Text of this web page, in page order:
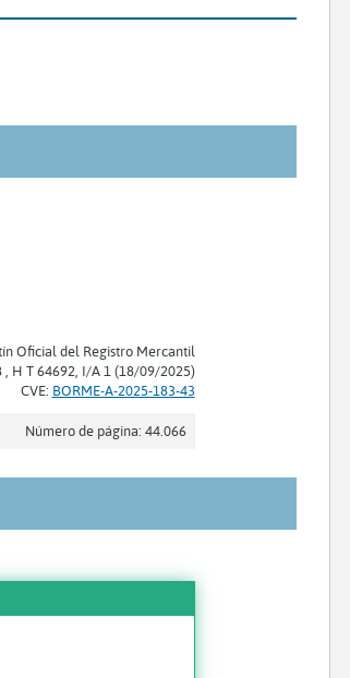
Oficial del Registro Mercantil
, H T 64692, I/A 1 (18/09/2025)
CVE: BORME-A-2025-183-43
Número de página: 44.066